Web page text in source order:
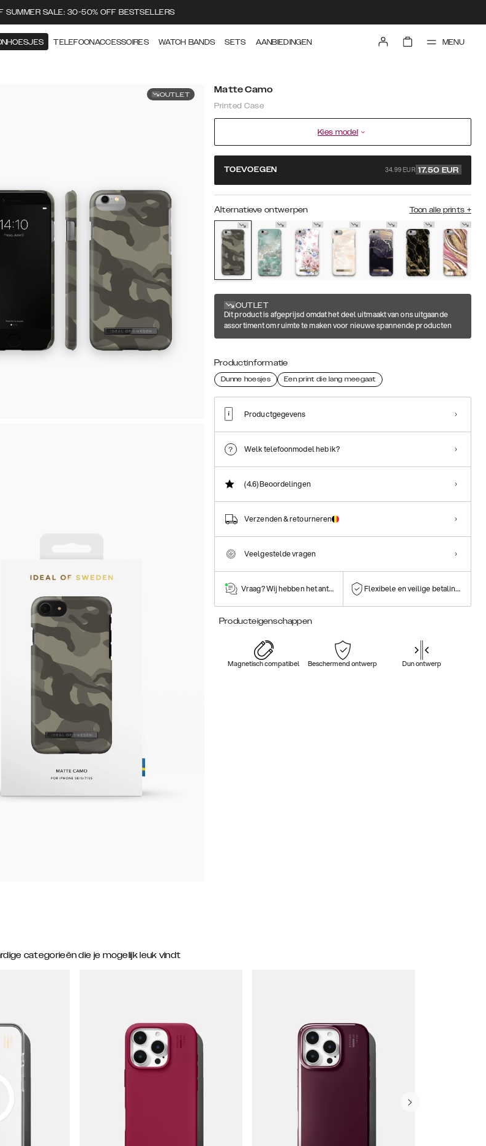
SUMMER SALE: 30-50% OFF BESTSELLERS
TELEFOONACCESSOIRES WATCH BANDS SETS AANBIEDINGEN MENU
OUTLET Matte Camo
Printed Case
Kies model
TOEVOEGEN 34.99 EUR 17.50 EUR
Alternatieve ontwerpen Toon alle prints +
OUTLET
Dit product is afgeprijsd omdat het deel uitmaakt van ons uitgaande
assortiment om ruimte te maken voor nieuwe spannende producten
Productinformatie
Dunne hoesjes Een print die lang meegaat
Productgegevens
Welk telefoonmodel heb ik?
(4.6)Beoordelingen
Verzenden & retourneren
Veelgestelde vragen
Vraag? Wij hebben het antwoord! Flexibele en veilige betalingen
Producteigenschappen
Magnetisch compatibel Beschermend ontwerp Dun ontwerp
categorieën die je mogelijk leuk vindt